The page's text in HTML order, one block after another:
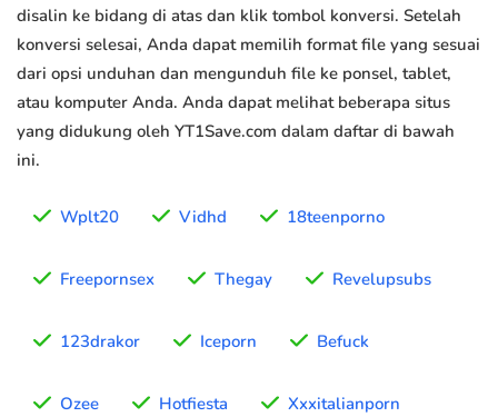
disalin ke bidang di atas dan klik tombol konversi. Setelah
konversi selesai, Anda dapat memilih format file yang sesuai
dari opsi unduhan dan mengunduh file ke ponsel, tablet,
atau komputer Anda. Anda dapat melihat beberapa situs
yang didukung oleh YT1Save.com dalam daftar di bawah
ini.
Wplt20 Vidhd 18teenporno
Freepornsex Thegay Revelupsubs
123drakor Iceporn Befuck
Ozee Hotfiesta Xxxitalianporn